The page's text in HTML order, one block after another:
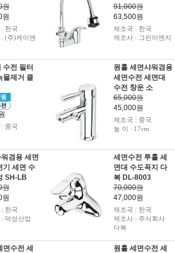
원
원
한국
(주)케이앤
91,000원
63,500원
제조국 : 한국
제조사 : 그린이엔지
수전 필터
물제거 클
중국
원홀 세면샤워겸용
세면수전 세면대
수전 창운 소
65,000원
45,000원
제조국 : 중국
높 이 : 17cm
겸용 세면
기 세면 수
SH-LB
원
원
한국
덕성산업
세면수전 투홀 세
면대 수도꼭지 다
복 DL-8003
70,000원
47,000원
제조국 : 한국
제조사 : 주식회사
다복
면수전 세
원홀 세면수전 세